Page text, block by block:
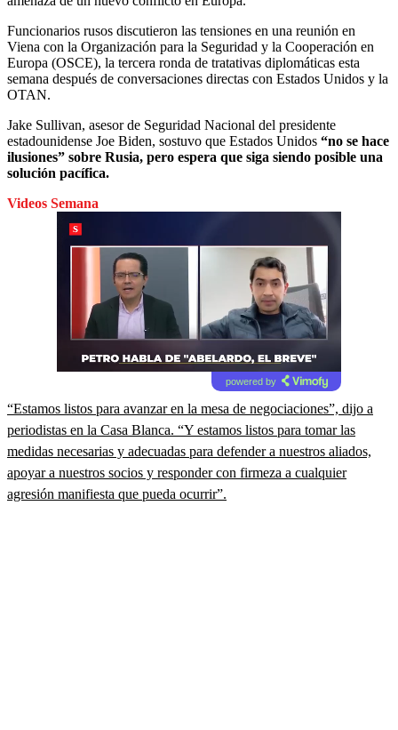
Funcionarios rusos discutieron las tensiones en una reunión en
Viena con la Organización para la Seguridad y la Cooperación en
Europa (OSCE), la tercera ronda de tratativas diplomáticas esta
semana después de conversaciones directas con Estados Unidos y la
OTAN.
Jake Sullivan, asesor de Seguridad Nacional del presidente
estadounidense Joe Biden, sostuvo que Estados Unidos “no se hace
ilusiones” sobre Rusia, pero espera que siga siendo posible una
solución pacífica.
Videos Semana
powered by
“Estamos listos para avanzar en la mesa de negociaciones”, dijo a
periodistas en la Casa Blanca. “Y estamos listos para tomar las
medidas necesarias y adecuadas para defender a nuestros aliados,
apoyar a nuestros socios y responder con firmeza a cualquier
agresión manifiesta que pueda ocurrir”.